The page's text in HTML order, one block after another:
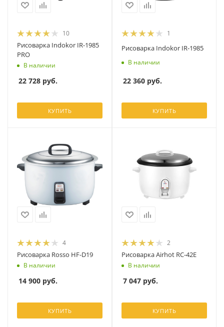
10
Рисоварка Indokor IR-1985
PRO
В наличии
22 728 руб.
КУПИТЬ
1
Рисоварка Indokor IR-1985
В наличии
22 360 руб.
КУПИТЬ
4
Рисоварка Rosso HF-D19
В наличии
14 900 руб.
КУПИТЬ
2
Рисоварка Airhot RC-42E
В наличии
7 047 руб.
КУПИТЬ